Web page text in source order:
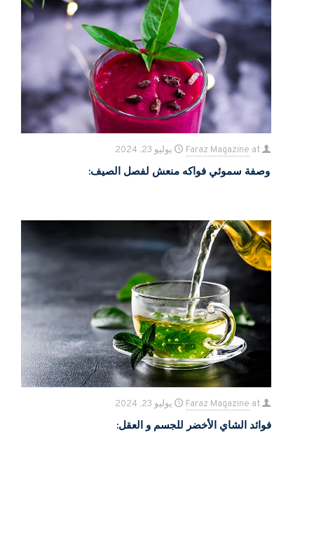
Faraz Magazine at يوليو 23, 2024
وصفة سموئي فواكه منعش لفصل الصیف:
Faraz Magazine at يوليو 23, 2024
فوائد الشاي الأخضر للجسم و العقل: